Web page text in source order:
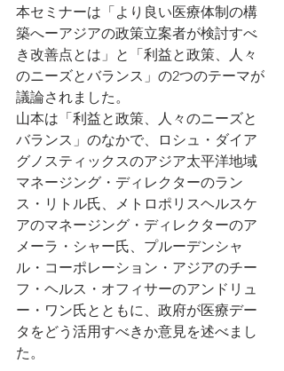
本セミナーは「より良い医療体制の構
築へーアジアの政策立案者が検討すべ
き改善点とは」と「利益と政策、人々
のニーズとバランス」の2つのテーマが
議論されました。
山本は「利益と政策、人々のニーズと
バランス」のなかで、ロシュ・ダイア
グノスティックスのアジア太平洋地域
マネージング・ディレクターのラン
ス・リトル氏、メトロポリスヘルスケ
アのマネージング・ディレクターのア
メーラ・シャー氏、プルーデンシャ
ル・コーポレーション・アジアのチー
フ・ヘルス・オフィサーのアンドリュ
ー・ワン氏とともに、政府が医療デー
タをどう活用すべきか意見を述べまし
た。